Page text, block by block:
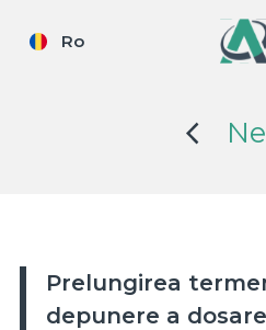
Ro
Prelungirea
depunere a